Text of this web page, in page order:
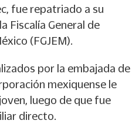
, fue repatriado a su
Fiscalía General de
(FGJEM).
por la embajada de
mexiquense le
luego de que fue
directo.